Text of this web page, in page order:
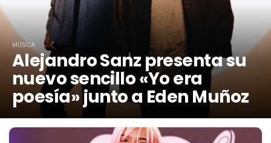
MÚSICA
Alejandro Sanz presenta su
nuevo sencillo «Yo era
poesía» junto a Eden Muñoz